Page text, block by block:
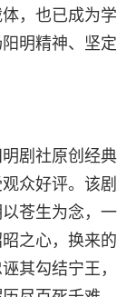
，也已成为学
明精神、坚定
剧社原创经典
众好评。该剧
苍生为念，一
之心，换来的
其勾结宁王，